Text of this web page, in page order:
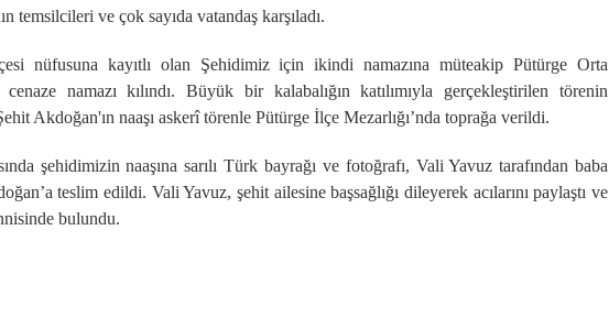
temsilcileri ve çok sayıda vatandaş karşıladı.
nüfusuna kayıtlı olan Şehidimiz için ikindi namazına müteakip Pütürge Orta
cenaze namazı kılındı. Büyük bir kalabalığın katılımıyla gerçekleştirilen törenin
Akdoğan'ın naaşı askerî törenle Pütürge İlçe Mezarlığı’nda toprağa verildi.
şehidimizin naaşına sarılı Türk bayrağı ve fotoğrafı, Vali Yavuz tarafından baba
teslim edildi. Vali Yavuz, şehit ailesine başsağlığı dileyerek acılarını paylaştı ve
bulundu.